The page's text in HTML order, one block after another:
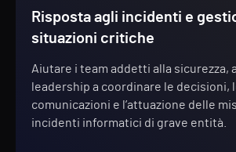
Risposta agli incidenti e
situazioni critiche
Aiutare i team addetti alla sicurezza,
leadership a coordinare le decisioni,
comunicazioni e l’attuazione delle
incidenti informatici di grave entità.